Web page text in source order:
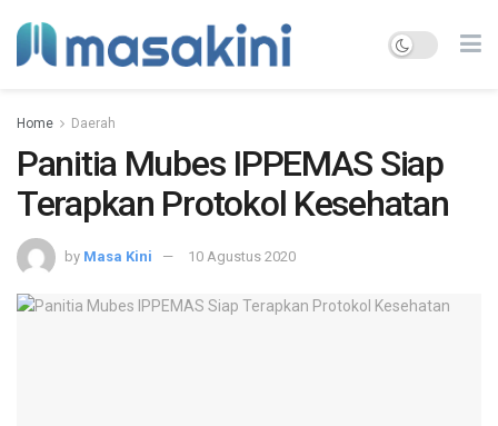
Home Daerah
Panitia Mubes IPPEMAS Siap
Terapkan Protokol Kesehatan
by Masa Kini 10 Agustus 2020